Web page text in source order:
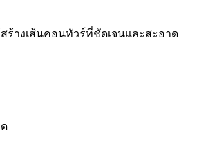
ร้างเส้นคอนทัวร์ที่ชัดเจนและสะอาด